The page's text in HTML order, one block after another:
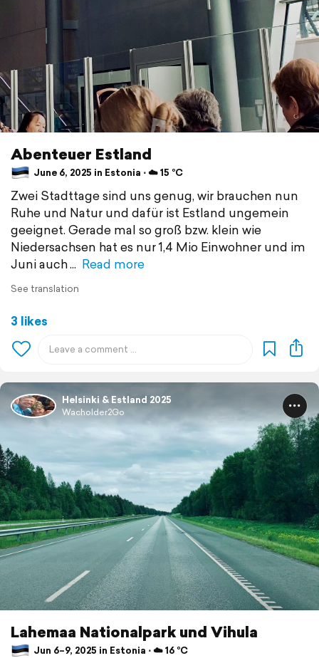
Abenteuer Estland
June 6, 2025 in Estonia ⋅ ☁️ 15 °C
Zwei Stadttage sind uns genug, wir brauchen nun
Ruhe und Natur und dafür ist Estland ungemein
geeignet. Gerade mal so groß bzw. klein wie
Niedersachsen hat es nur 1,4 Mio Einwohner und im
Juni auch
Read more
See translation
3 likes
Helsinki & Estland 2025
Wacholder2Go
Lahemaa Nationalpark und Vihula
Jun 6–9, 2025 in Estonia ⋅ ☁️ 16 °C